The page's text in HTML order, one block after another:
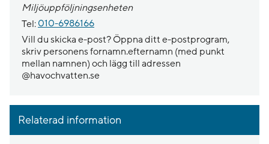
Miljöuppföljningsenheten
Tel: 010-6986166
Vill du skicka e-post? Öppna ditt e-postprogram,
skriv personens fornamn.efternamn (med punkt
mellan namnen) och lägg till adressen
@havochvatten.se
Relaterad information